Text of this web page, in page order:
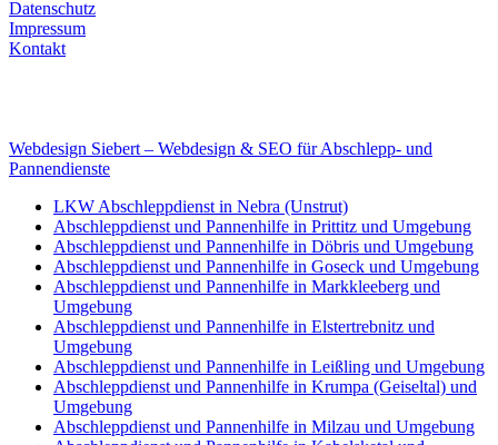
Datenschutz
Impressum
Kontakt
Webdesign Siebert – Webdesign & SEO für Abschlepp- und
Pannendienste
LKW Abschleppdienst in Nebra (Unstrut)
Abschleppdienst und Pannenhilfe in Prittitz und Umgebung
Abschleppdienst und Pannenhilfe in Döbris und Umgebung
Abschleppdienst und Pannenhilfe in Goseck und Umgebung
Abschleppdienst und Pannenhilfe in Markkleeberg und
Umgebung
Abschleppdienst und Pannenhilfe in Elstertrebnitz und
Umgebung
Abschleppdienst und Pannenhilfe in Leißling und Umgebung
Abschleppdienst und Pannenhilfe in Krumpa (Geiseltal) und
Umgebung
Abschleppdienst und Pannenhilfe in Milzau und Umgebung